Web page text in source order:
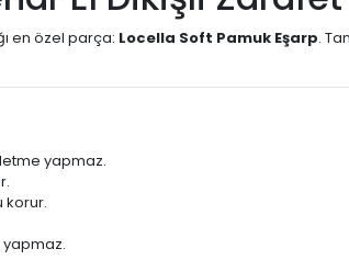
en özel parça: Locella Soft Pamuk Eşarp.
yapmaz.
korur.
yapmaz.